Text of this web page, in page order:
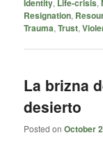
Identity, Life-crisis,
Resignation,
Trauma,Trust,
La brizna
desierto
Posted onOctober